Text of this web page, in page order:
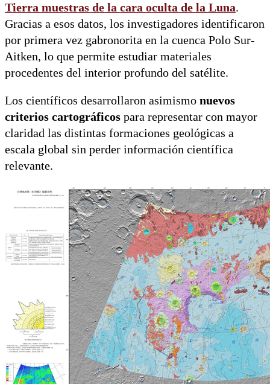
Tierra muestras de la cara oculta de la Luna.
Gracias a esos datos, los investigadores identificaron
por primera vez gabronorita en la cuenca Polo Sur-
Aitken, lo que permite estudiar materiales
procedentes del interior profundo del satélite.
Los científicos desarrollaron asimismo nuevos
criterios cartográficos para representar con mayor
claridad las distintas formaciones geológicas a
escala global sin perder información científica
relevante.